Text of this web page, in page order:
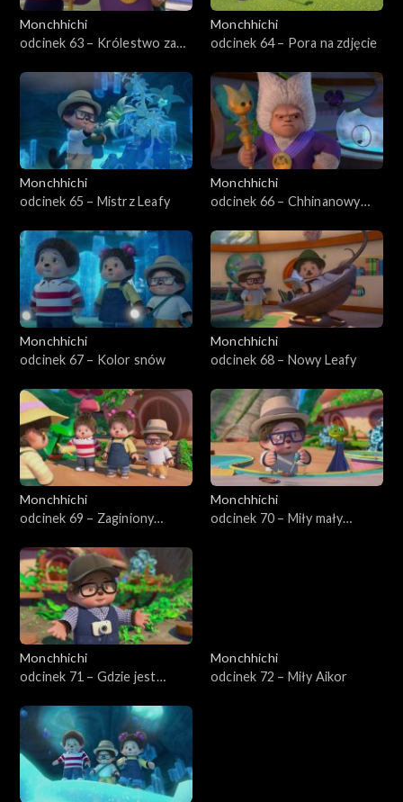
Monchhichi
odcinek 63 – Królestwo za
Monchhichi
odcinek 64 – Pora na zdjęcie
Monchhichi
odcinek 65 – Mistrz Leafy
Monchhichi
odcinek 66 – Chhinanowy
Monchhichi
odcinek 67 – Kolor snów
Monchhichi
odcinek 68 – Nowy Leafy
Monchhichi
odcinek 69 – Zaginiony
Monchhichi
odcinek 70 – Miły mały
Monchhichi
odcinek 71 – Gdzie jest
Monchhichi
odcinek 72 – Miły Aikor